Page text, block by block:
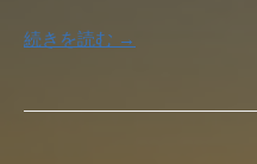
続きを読む →